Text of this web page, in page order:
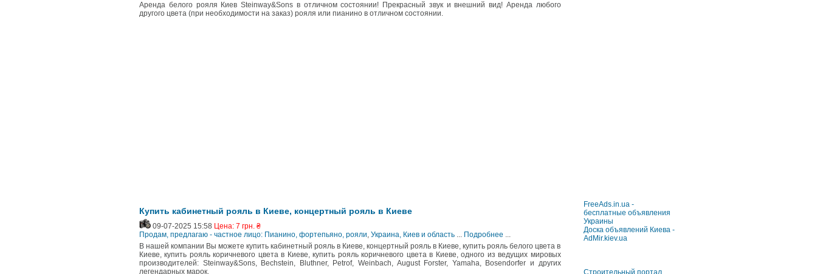
Аренда белого рояля Киев Steinway&Sons в отличном состоянии! Прекрасный звук и внешний вид! Аренда любого
другого цвета (при необходимости на заказ) рояля или пианино в отличном состоянии.
Купить кабинетный рояль в Киеве, концертный рояль в Киеве
09-07-2025 15:58 Цена: 7 грн. ₴
Продам, предлагаю - частное лицо: Пианино, фортепьяно, рояли, Украина, Киев и область ... Подробнее ...
В нашей компании Вы можете купить кабинетный рояль в Киеве, концертный рояль в Киеве, купить рояль белого цвета в
Киеве, купить рояль коричневого цвета в Киеве, купить рояль коричневого цвета в Киеве, одного из ведущих мировых
производителей: Steinway&Sons, Bechstein, Bluthner, Petrof, Weinbach, August Forster, Yamaha, Bosendorfer и других
легендарных марок.
FreeAds.in.ua -
бесплатные объявления
Украины
Доска объявлений Киева -
AdMir.kiev.ua
Строительный портал